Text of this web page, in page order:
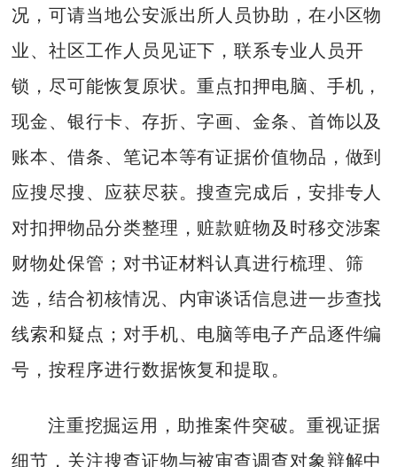
况，可请当地公安派出所人员协助，在小区物
业、社区工作人员见证下，联系专业人员开
锁，尽可能恢复原状。重点扣押电脑、手机，
现金、银行卡、存折、字画、金条、首饰以及
账本、借条、笔记本等有证据价值物品，做到
应搜尽搜、应获尽获。搜查完成后，安排专人
对扣押物品分类整理，赃款赃物及时移交涉案
财物处保管；对书证材料认真进行梳理、筛
选，结合初核情况、内审谈话信息进一步查找
线索和疑点；对手机、电脑等电子产品逐件编
号，按程序进行数据恢复和提取。
注重挖掘运用，助推案件突破。重视证据
细节，关注搜查证物与被审查调查对象辩解中